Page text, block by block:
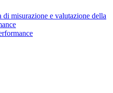
di misurazione e valutazione della